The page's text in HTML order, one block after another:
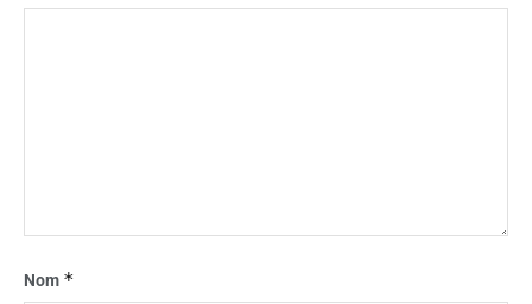
Nom *